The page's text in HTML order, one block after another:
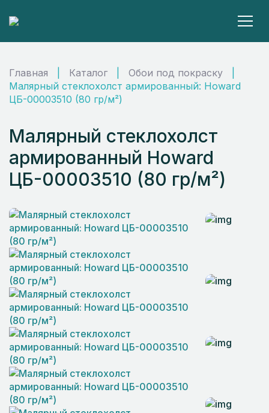
Главная Каталог Обои под покраску
Малярный стеклохолст армированный: Howard
ЦБ-00003510 (80 гр/м²)
Малярный стеклохолст
армированный Howard
ЦБ-00003510 (80 гр/м²)